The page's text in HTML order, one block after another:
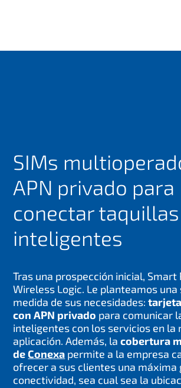
SIMs
APN privado para
conectar taquillas
inteligentes
Tras una prospección inicial, Smart
Wireless Logic. Le planteamos una
medida de sus necesidades:
con APN privado para comunicar
inteligentes con los servicios en la
aplicación. Además, lacobertura
deConexa permite a la empresa
ofrecer a sus clientes una máxima
conectividad, sea cual sea la